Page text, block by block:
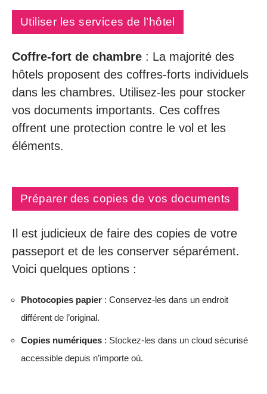
Utiliser les services de l’hôtel
Coffre-fort de chambre : La majorité des
hôtels proposent des coffres-forts individuels
dans les chambres. Utilisez-les pour stocker
vos documents importants. Ces coffres
offrent une protection contre le vol et les
éléments.
Préparer des copies de vos documents
Il est judicieux de faire des copies de votre
passeport et de les conserver séparément.
Voici quelques options :
Photocopies papier : Conservez-les dans un endroit
différent de l’original.
Copies numériques : Stockez-les dans un cloud sécurisé
accessible depuis n’importe où.